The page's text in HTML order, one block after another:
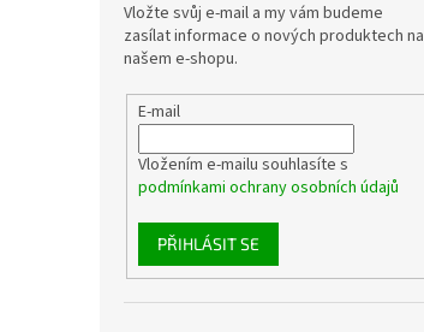
Vložte svůj e-mail a my vám budeme
zasílat informace o nových produktech na
našem e-shopu.
E-mail
Vložením e-mailu souhlasíte s
podmínkami ochrany osobních údajů
PŘIHLÁSIT SE